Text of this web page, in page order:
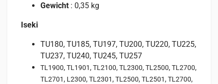
Gewicht : 0,35 kg
Iseki
TU180, TU185, TU197, TU200, TU220, TU225,
TU237, TU240, TU245, TU257
TL1900, TL1901, TL2100, TL2300, TL2500, TL2700,
TL2701, L2300, TL2301, TL2500, TL2501, TL2700,